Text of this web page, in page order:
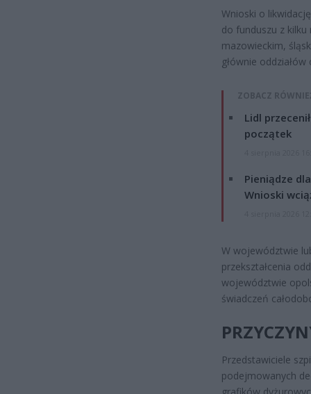
Wnioski o
do funduszu z
mazowieckim,
głównie
ZOBACZ
Lidl
początek
Pieniądze
Wnioski
W województwie
przekształcenia
województwie
świadczeń
Przedstawiciele
podejmowanych
grafików